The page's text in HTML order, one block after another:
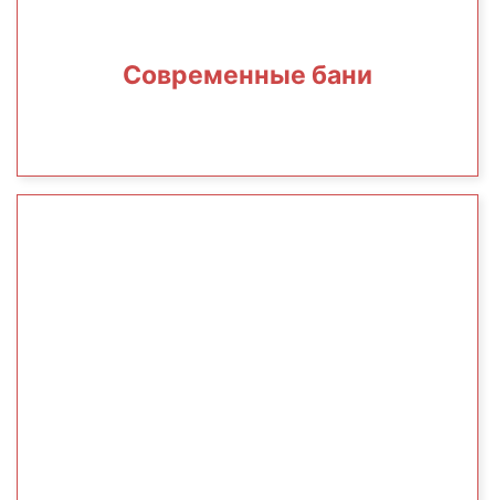
Современные бани